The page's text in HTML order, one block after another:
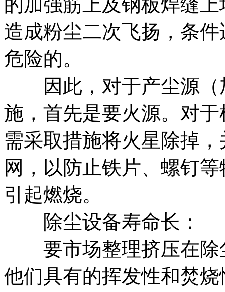
的加强筋上及钢板焊缝
造成粉尘二次飞扬，条
危险的。
因此，对于产尘源（
施，首先是要火源。对
需采取措施将火星除掉
网，以防止铁片、螺钉
引起燃烧。
除尘设备寿命长：
要市场整理挤压在除
他们具有的挥发性和焚